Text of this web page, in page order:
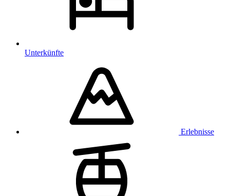
Unterkünfte
Erlebnisse